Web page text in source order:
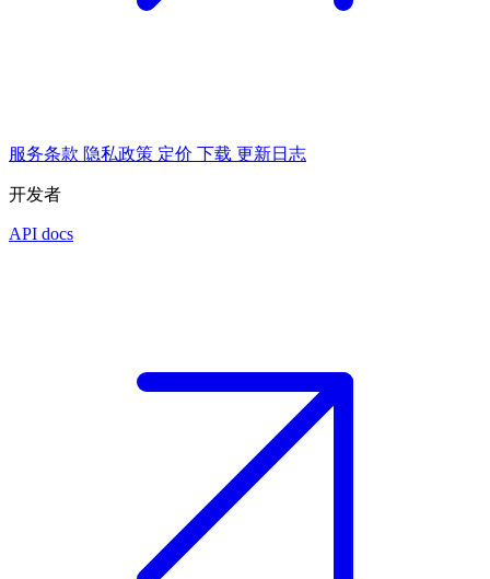
服务条款 隐私政策 定价 下载 更新日志
开发者
API docs